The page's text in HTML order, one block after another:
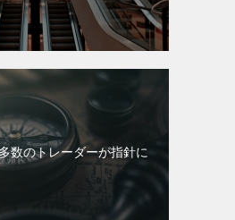
数のトレーダーが指針に